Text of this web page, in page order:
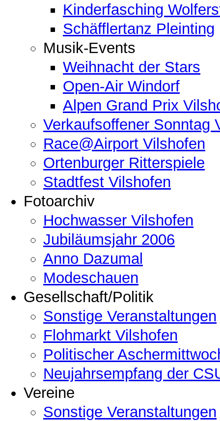
Kinderfasching
Schäfflertanz Pleinting
Musik-Events
Weihnacht der Stars
Open-Air Windorf
Alpen Grand Prix
Verkaufsoffener Sonntag
Race@Airport Vilshofen
Ortenburger Ritterspiele
Stadtfest Vilshofen
Fotoarchiv
Hochwasser Vilshofen
Jubiläumsjahr 2006
Anno Dazumal
Modeschauen
Gesellschaft/Politik
Sonstige Veranstaltungen
Flohmarkt Vilshofen
Politischer
Neujahrsempfang der
Vereine
Sonstige Veranstaltungen